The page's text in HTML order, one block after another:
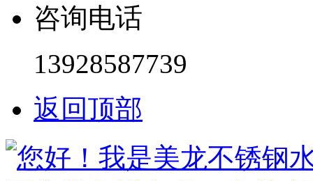
咨询电话
13928587739
返回顶部